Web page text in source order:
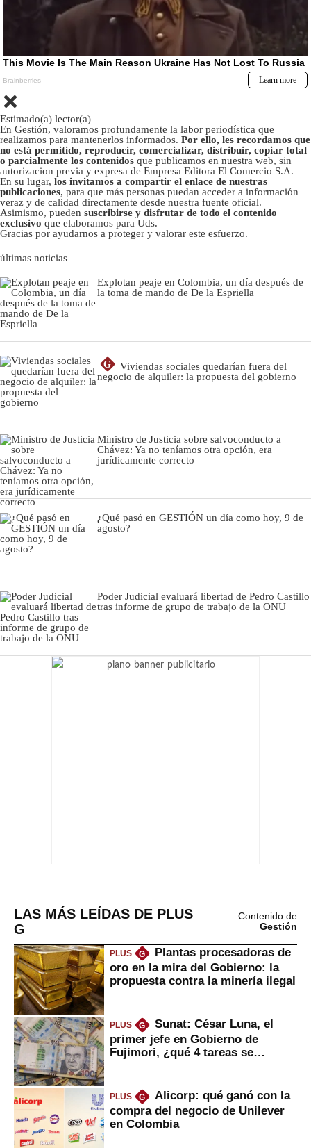
Estimado(a) lector(a)
En Gestión, valoramos profundamente la labor periodística que
realizamos para mantenerlos informados. Por ello, les recordamos que
no está permitido, reproducir, comercializar, distribuir, copiar total
o parcialmente los contenidos que publicamos en nuestra web, sin
autorizacion previa y expresa de Empresa Editora El Comercio S.A.
En su lugar, los invitamos a compartir el enlace de nuestras
publicaciones, para que más personas puedan acceder a información
veraz y de calidad directamente desde nuestra fuente oficial.
Asimismo, pueden suscribirse y disfrutar de todo el contenido
exclusivo que elaboramos para Uds.
Gracias por ayudarnos a proteger y valorar este esfuerzo.
últimas noticias
Explotan peaje en Colombia, un día después de
la toma de mando de De la Espriella
G
Viviendas sociales quedarían fuera del
negocio de alquiler: la propuesta del gobierno
Ministro de Justicia sobre salvoconducto a
Chávez: Ya no teníamos otra opción, era
jurídicamente correcto
¿Qué pasó en GESTIÓN un día como hoy, 9 de
agosto?
Poder Judicial evaluará libertad de Pedro Castillo
tras informe de grupo de trabajo de la ONU
LAS MÁS LEÍDAS DE PLUS
G
Contenido de
Gestión
PLUS G
Plantas procesadoras de
oro en la mira del Gobierno: la
propuesta contra la minería ilegal
PLUS G
Sunat: César Luna, el
primer jefe en Gobierno de
Fujimori, ¿qué 4 tareas se
PLUS G
Alicorp: qué ganó con la
compra del negocio de Unilever
en Colombia